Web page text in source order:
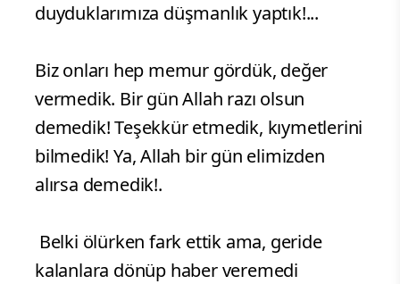
duyduklarımıza düşmanlık yaptık!...
Biz onları hep memur gördük, değer
vermedik. Bir gün Allah razı olsun
demedik! Teşekkür etmedik, kıymetlerini
bilmedik! Ya, Allah bir gün elimizden
alırsa demedik!.
Belki ölürken fark ettik ama, geride
kalanlara dönüp haber veremedi